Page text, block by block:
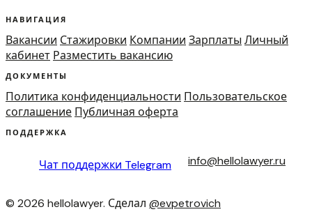
НАВИГАЦИЯ
Вакансии Стажировки Компании Зарплаты Личный
кабинет Разместить вакансию
ДОКУМЕНТЫ
Политика конфиденциальности Пользовательское
соглашение Публичная оферта
ПОДДЕРЖКА
Чат поддержки Telegram info@hellolawyer.ru
© 2026 hellolawyer. Сделал @evpetrovich